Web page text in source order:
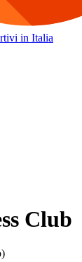
in Italia
Club